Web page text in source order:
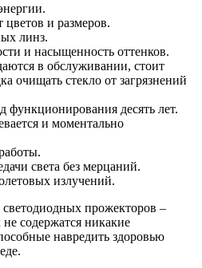
и размеров.
линз.
и насыщенность оттенков.
в обслуживании, стоит
очищать стекло от загрязнений
десять лет.
и моментально
света без мерцаний.
излучений.
светодиодных прожекторов –
содержатся никакие
навредить здоровью